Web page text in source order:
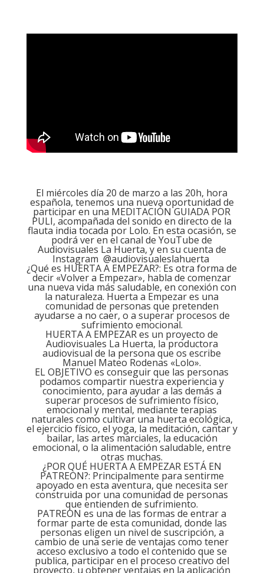
El miércoles día 20 de marzo a las 20h, hora
española, tenemos una nueva oportunidad de
participar en una MEDITACIÓN GUIADA POR
PULI, acompañada del sonido en directo de la
flauta india tocada por Lolo. En esta ocasión, se
podrá ver en el canal de YouTube de
Audiovisuales La Huerta, y en su cuenta de
Instagram @audiovisualeslahuerta
¿Qué es HUERTA A EMPEZAR?: Es otra forma de
decir «Volver a Empezar», habla de comenzar
una nueva vida más saludable, en conexión con
la naturaleza. Huerta a Empezar es una
comunidad de personas que pretenden
ayudarse a no caer, o a superar procesos de
sufrimiento emocional.
HUERTA A EMPEZAR es un proyecto de
Audiovisuales La Huerta, la productora
audiovisual de la persona que os escribe
Manuel Mateo Rodenas «Lolo».
EL OBJETIVO es conseguir que las personas
podamos compartir nuestra experiencia y
conocimiento, para ayudar a las demás a
superar procesos de sufrimiento físico,
emocional y mental, mediante terapias
naturales como cultivar una huerta ecológica,
el ejercicio físico, el yoga, la meditación, cantar y
bailar, las artes marciales, la educación
emocional, o la alimentación saludable, entre
otras muchas.
¿POR QUÉ HUERTA A EMPEZAR ESTÁ EN
PATREON?: Principalmente para sentirme
apoyado en esta aventura, que necesita ser
construida por una comunidad de personas
que entienden de sufrimiento.
PATREON es una de las formas de entrar a
formar parte de esta comunidad, donde las
personas eligen un nivel de suscripción, a
cambio de una serie de ventajas como tener
acceso exclusivo a todo el contenido que se
publica, participar en el proceso creativo del
proyecto, u obtener ventajas en la aplicación